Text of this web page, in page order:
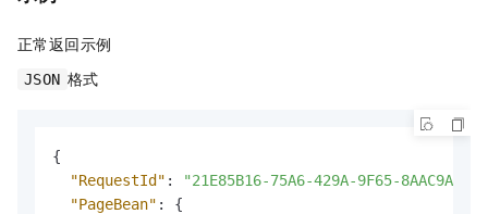
正常返回示例
JSON 格式
{
"RequestId" :
"21E85B16-75A6-429A-9F65-
"PageBean" :
{